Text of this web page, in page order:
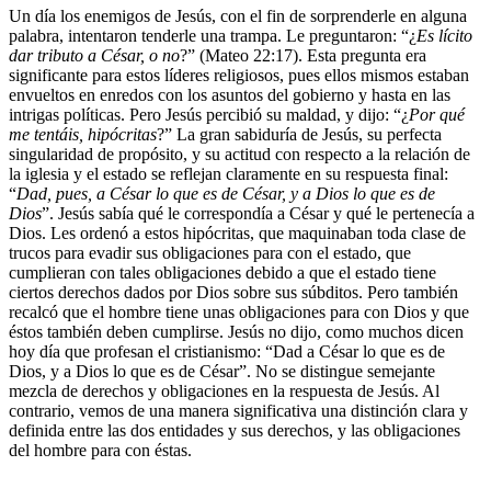
Un día los enemigos de Jesús, con el fin de sorprenderle en alguna
palabra, intentaron tenderle una trampa. Le preguntaron: “¿Es lícito
dar tributo a César, o no?” (Mateo 22:17). Esta pregunta era
significante para estos líderes religiosos, pues ellos mismos estaban
envueltos en enredos con los asuntos del gobierno y hasta en las
intrigas políticas. Pero Jesús percibió su maldad, y dijo: “¿Por qué
me tentáis, hipócritas?” La gran sabiduría de Jesús, su perfecta
singularidad de propósito, y su actitud con respecto a la relación de
la iglesia y el estado se reflejan claramente en su respuesta final:
“Dad, pues, a César lo que es de César, y a Dios lo que es de
Dios”. Jesús sabía qué le correspondía a César y qué le pertenecía a
Dios. Les ordenó a estos hipócritas, que maquinaban toda clase de
trucos para evadir sus obligaciones para con el estado, que
cumplieran con tales obligaciones debido a que el estado tiene
ciertos derechos dados por Dios sobre sus súbditos. Pero también
recalcó que el hombre tiene unas obligaciones para con Dios y que
éstos también deben cumplirse. Jesús no dijo, como muchos dicen
hoy día que profesan el cristianismo: “Dad a César lo que es de
Dios, y a Dios lo que es de César”. No se distingue semejante
mezcla de derechos y obligaciones en la respuesta de Jesús. Al
contrario, vemos de una manera significativa una distinción clara y
definida entre las dos entidades y sus derechos, y las obligaciones
del hombre para con éstas.